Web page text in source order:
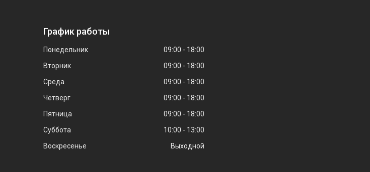
График работы
Понедельник 09:00
18:00
Вторник
09:00
18:00
Среда
09:00
18:00
Четверг
09:00
18:00
Пятница
09:00
18:00
Суббота
10:00
13:00
Воскресенье
Выходной